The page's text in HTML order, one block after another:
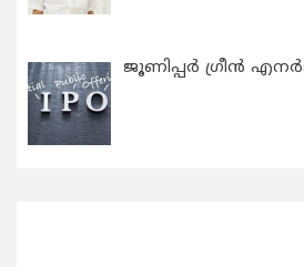
ജൂണിപ്പർ ഗ്രീൻ